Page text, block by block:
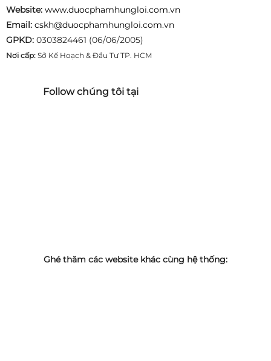
Website: www.duocphamhungloi.com.vn
Email: cskh@duocphamhungloi.com.vn
GPKD:0303824461 (06/06/2005)
Nơi cấp:Sở Kế Hoạch & Đầu Tư TP. HCM
Follow chúng tôi tại
Ghé thăm các website khác cùng hệ thống: